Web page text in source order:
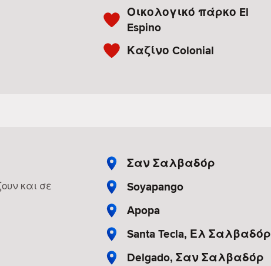
Οικολογικό πάρκο El
Espino
Καζίνο Colonial
και σε
Σαν Σαλβαδόρ
Soyapango
Apopa
Santa Tecla, Ελ Σαλβαδόρ
Delgado, Σαν Σαλβαδόρ